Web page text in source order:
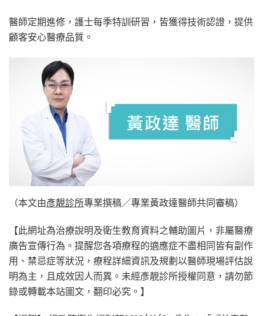
醫師定期進修，護士每季特訓研習，皆獲得技術認證，提供
顧客安心醫療品質。
（本文由彥靚診所專業撰稿／專業黃政達醫師共同審稿）
【此網址為治療說明及衛生教育資料之輔助圖片，非屬醫療
廣告宣傳行為。提醒您各項療程的適應症不盡相同皆有副作
用、禁忌症等狀況，療程詳細資訊及規劃以醫師現場評估說
明為主，且成效因人而異。未經彥靚診所授權同意，請勿節
錄或轉載本站圖文，翻印必究。】